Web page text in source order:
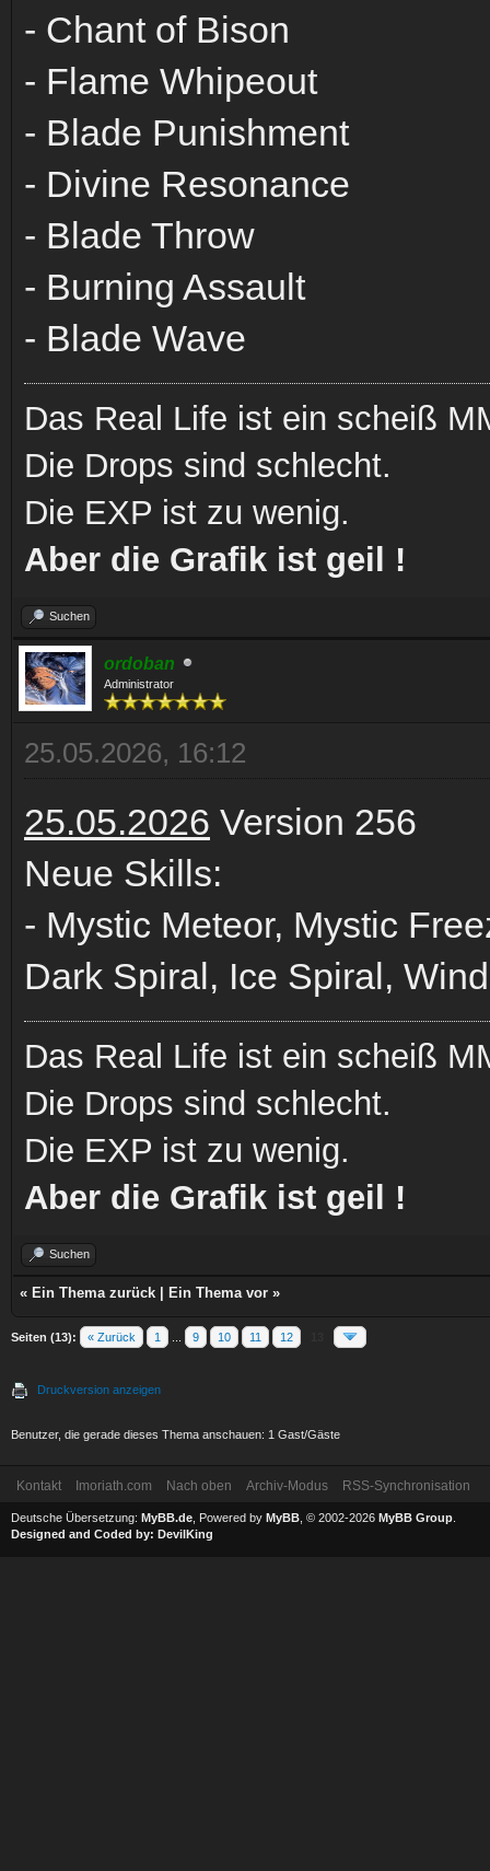
- Chant of Bison
- Flame Whipeout
- Blade Punishment
- Divine Resonance
- Blade Throw
- Burning Assault
- Blade Wave
Das Real Life ist ein scheiß
Die Drops sind schlecht.
Die EXP ist zu wenig.
Aber die Grafik ist geil !
Suchen
ordoban
Administrator
25.05.2026, 16:12
25.05.2026 Version 256
Neue Skills:
- Mystic Meteor, Mystic
Dark Spiral, Ice Spiral,
Das Real Life ist ein scheiß
Die Drops sind schlecht.
Die EXP ist zu wenig.
Aber die Grafik ist geil !
Suchen
« Ein Thema zurück Ein Thema vor »
Seiten (13): « Zurück 1 9 10 11 12
Druckversion anzeigen
Benutzer, die gerade dieses Thema anschauen: 1 Gast/Gäste
Kontakt Imoriath.com Nach oben Archiv-Modus RSS-Synchronisation
Deutsche Übersetzung: MyBB.de , Powered by MyBB , © 2002-2026 MyBB Group
Designed and Coded by: DevilKing